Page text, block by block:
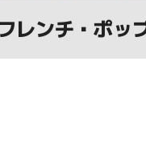
レンチ・ポッ